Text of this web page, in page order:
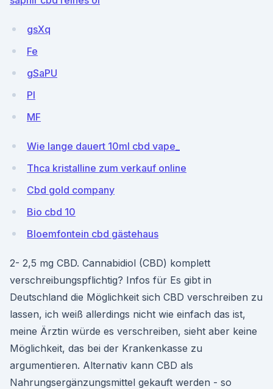
gsXq
Fe
gSaPU
PI
MF
Wie lange dauert 10ml cbd vape_
Thca kristalline zum verkauf online
Cbd gold company
Bio cbd 10
Bloemfontein cbd gästehaus
2- 2,5 mg CBD. Cannabidiol (CBD) komplett
verschreibungspflichtig? Infos für Es gibt in
Deutschland die Möglichkeit sich CBD verschreiben zu
lassen, ich weiß allerdings nicht wie einfach das ist,
meine Ärztin würde es verschreiben, sieht aber keine
Möglichkeit, das bei der Krankenkasse zu
argumentieren. Alternativ kann CBD als
Nahrungsergänzungsmittel gekauft werden - so